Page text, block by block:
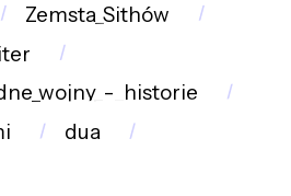
Zemsta_Sithów
_historie
dua